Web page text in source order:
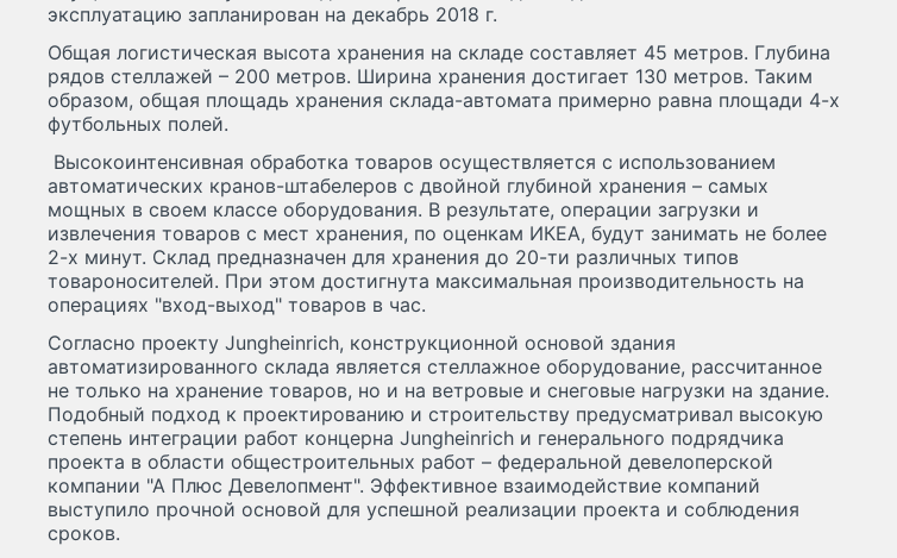
эксплуатацию запланирован на декабрь 2018 г.
Общая логистическая высота хранения на складе составляет 45 метров. Глубина
рядов стеллажей – 200 метров. Ширина хранения достигает 130 метров. Таким
образом, общая площадь хранения склада-автомата примерно равна площади 4-х
футбольных полей.
Высокоинтенсивная обработка товаров осуществляется с использованием
автоматических кранов-штабелеров с двойной глубиной хранения – самых
мощных в своем классе оборудования. В результате, операции загрузки и
извлечения товаров с мест хранения, по оценкам ИКЕА, будут занимать не более
2-х минут. Склад предназначен для хранения до 20-ти различных типов
товароносителей. При этом достигнута максимальная производительность на
операциях "вход-выход" товаров в час.
Согласно проекту Jungheinrich, конструкционной основой здания
автоматизированного склада является стеллажное оборудование, рассчитанное
не только на хранение товаров, но и на ветровые и снеговые нагрузки на здание.
Подобный подход к проектированию и строительству предусматривал высокую
степень интеграции работ концерна Jungheinrich и генерального подрядчика
проекта в области общестроительных работ – федеральной девелоперской
компании "А Плюс Девелопмент". Эффективное взаимодействие компаний
выступило прочной основой для успешной реализации проекта и соблюдения
сроков.